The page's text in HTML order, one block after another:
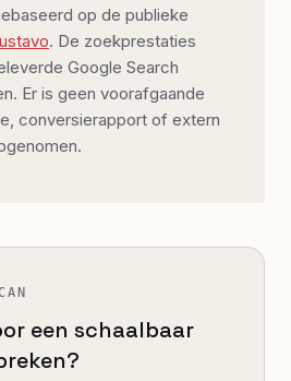
op de publieke
. De zoekprestaties
Google Search
Er is geen voorafgaande
conversierapport of extern
een schaalbaar